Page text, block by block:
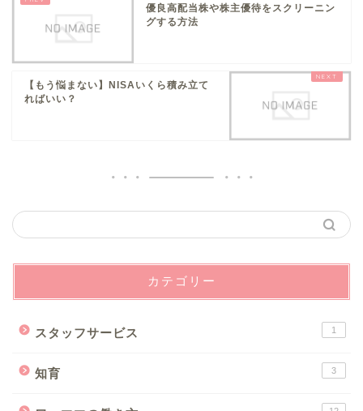
優良高配当株や株主優待をスクリーニン
グする方法
【もう悩まない】NISAいくら積み立て
ればいい？
カテゴリー
スタッフサービス 1
知育 3